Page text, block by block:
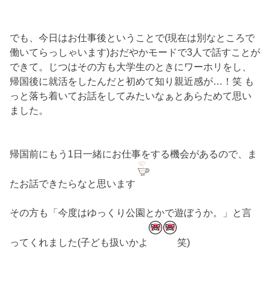
でも、今日はお仕事後ということで(現在は別なところで
働いてらっしゃいます)おだやかモードで3人で話すことが
できて。じつはその方も大学生のときにワーホリをし、
帰国後に就活をしたんだと初めて知り親近感が…！笑 も
っと落ち着いてお話をしてみたいなぁとあらためて思い
ました。
帰国前にもう1日一緒にお仕事をする機会があるので、ま
たお話できたらなと思います
その方も「今度はゆっくり公園とかで遊ぼうか。」と言
ってくれました(子ども扱いかよ 笑)